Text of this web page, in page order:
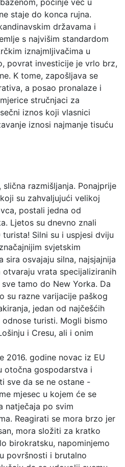
počinje već u
staje do konca rujna.
državama i
s najvišim standardom
iznajmljivačima u
povrat investicije je vrlo brz,
K tome, zapošljava se
a posao pronalaze i
stručnjaci za
iznos koji vlasnici
iznosi najmanje tisuću
razmišljanja. Ponajprije
su zahvaljujući velikoj
postali jedna od
Ljetos su dnevno znali
Silni su i uspjesi dviju
svjetskim
sira osvajaju silna, najsjajnija
vrata specijaliziranih
tamo do New Yorka. Da
su razne varijacije paškog
jedan od najčešćih
turisti. Mogli bismo
i Cresu, ali i onim
2016. godine novac iz EU
otočna gospodarstva i
sve da se ne ostane -
mjesec u kojem će se
natječaja po svim
Reagirati se mora brzo jer
mora složiti za kratko
birokratsku, napominjemo
površnosti i brutalno